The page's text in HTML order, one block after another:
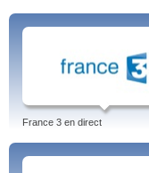
France 3 en direct